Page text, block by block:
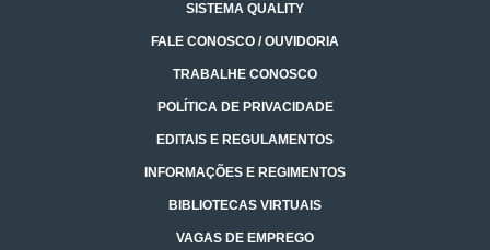
SISTEMA QUALITY
FALE CONOSCO / OUVIDORIA
TRABALHE CONOSCO
POLÍTICA DE PRIVACIDADE
EDITAIS E REGULAMENTOS
INFORMAÇÕES E REGIMENTOS
BIBLIOTECAS VIRTUAIS
VAGAS DE EMPREGO